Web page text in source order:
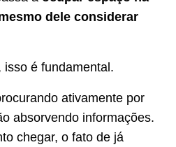
dele considerar
isso é fundamental.
ativamente por
absorvendo informações.
chegar, o fato de já